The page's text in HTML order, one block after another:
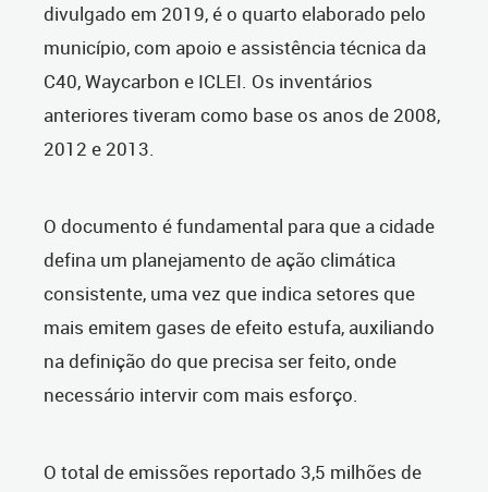
divulgado em 2019, é o quarto elaborado pelo
município, com apoio e assistência técnica da
C40, Waycarbon e ICLEI. Os inventários
anteriores tiveram como base os anos de 2008,
2012 e 2013.
O documento é fundamental para que a cidade
defina um planejamento de ação climática
consistente, uma vez que indica setores que
mais emitem gases de efeito estufa, auxiliando
na definição do que precisa ser feito, onde
necessário intervir com mais esforço.
O total de emissões reportado 3,5 milhões de